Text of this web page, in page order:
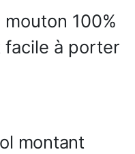
100%
facile à porter
montant